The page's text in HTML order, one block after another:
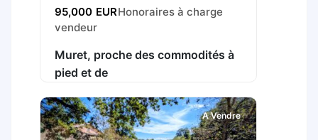
95,000 EURHonoraires à charge
vendeur
Muret, proche des commodités à
pied et de
A Vendre